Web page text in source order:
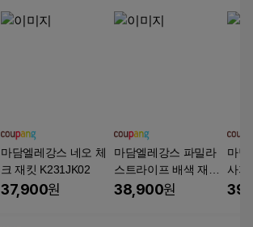
마담엘레강스 네오 체
크 재킷 K231JK02
37,900원
마담엘레강스 파밀라
스트라이프 배색 재킷
K221JK01
38,900원
마담
사지